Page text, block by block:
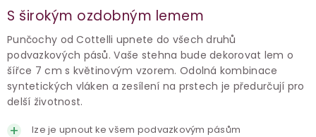
S širokým ozdobným lemem
Punčochy od Cottelli upnete do všech druhů
podvazkových pásů. Vaše stehna bude dekorovat lem o
šířce 7 cm s květinovým vzorem. Odolná kombinace
syntetických vláken a zesílení na prstech je předurčují pro
delší životnost.
lze je upnout ke všem podvazkovým pásům